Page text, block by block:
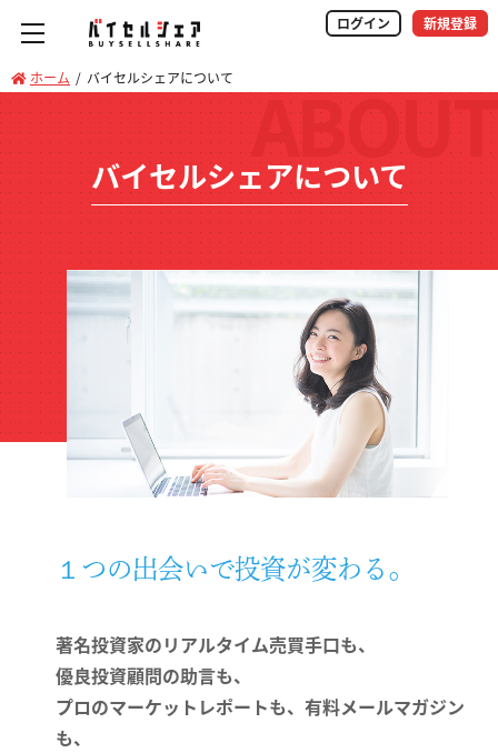
ログイン 新規登録
ホーム バイセルシェアについて ABOUT
バイセルシェアについて
１つの出会いで投資が変わる。
著名投資家のリアルタイム売買手口も、
優良投資顧問の助言も、
プロのマーケットレポートも、有料メールマガジン
も、